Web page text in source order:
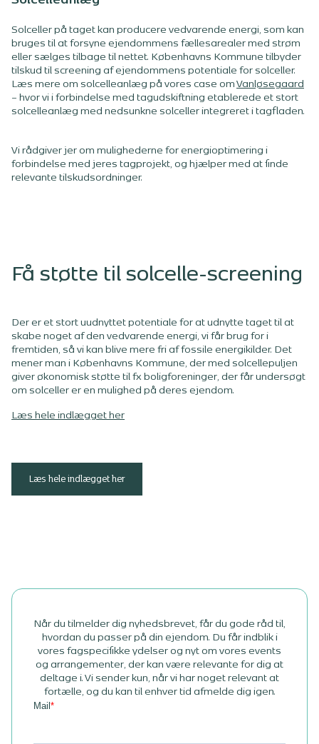
Solceller på taget kan producere vedvarende energi, som kan
bruges til at forsyne ejendommens fællesarealer med strøm
eller sælges tilbage til nettet. Københavns Kommune tilbyder
tilskud til screening af ejendommens potentiale for solceller.
Læs mere om solcelleanlæg på vores case om Vanløsegaard
– hvor vi i forbindelse med tagudskiftning etablerede et stort
solcelleanlæg med nedsunkne solceller integreret i tagfladen.
Vi rådgiver jer om mulighederne for energioptimering i
forbindelse med jeres tagprojekt, og hjælper med at finde
relevante tilskudsordninger.
Få støtte til solcelle-screening
Der er et stort uudnyttet potentiale for at udnytte taget til at
skabe noget af den vedvarende energi, vi får brug for i
fremtiden, så vi kan blive mere fri af fossile energikilder. Det
mener man i Københavns Kommune, der med solcellepuljen
giver økonomisk støtte til fx boligforeninger, der får undersøgt
om solceller er en mulighed på deres ejendom.
Læs hele indlægget her
Læs hele indlægget her
Når du tilmelder dig nyhedsbrevet, får du gode råd til,
hvordan du passer på din ejendom. Du får indblik i
vores fagspecifikke ydelser og nyt om vores events
og arrangementer, der kan være relevante for dig at
deltage i. Vi sender kun, når vi har noget relevant at
fortælle, og du kan til enhver tid afmelde dig igen.